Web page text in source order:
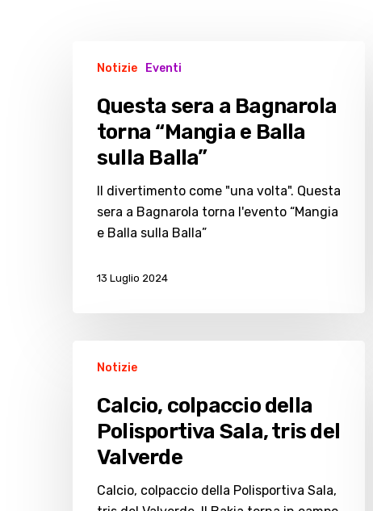
Bagnarola
torna “Mangia
sulla
Balla”
Notizie Eventi
Questa sera a Bagnarola
torna “Mangia e Balla
sulla Balla”
Il divertimento come "una volta". Questa
sera a Bagnarola torna l'evento “Mangia
e Balla sulla Balla”
13 Luglio 2024
colpaccio
Polisportiva
Valverde
Notizie
Calcio, colpaccio della
Polisportiva Sala, tris del
Valverde
Calcio, colpaccio della Polisportiva Sala,